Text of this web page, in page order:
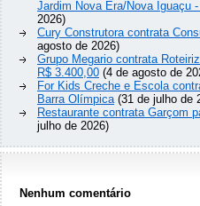
Jardim Nova Era/Nova Iguaçu
2026)
Cury Construtora contrata
agosto de 2026)
Grupo Megario contrata
R$ 3.400,00 (4 de agosto de
For Kids Creche e Escola
Barra Olímpica(31 de julho de
Restaurante contrata Garçom
julho de 2026)
Nenhum comentário